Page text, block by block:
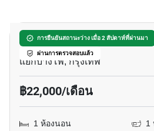
การยืนยันสถานะว่าง เมื่อ 2 สัปดาห์ที่ผ่านมา
ผ่านการตรวจสอบแล้ว
333 ริเวอร์ไซด์
แยกบางโพ, กรุงเทพ
฿22,000/เดือน
1 ห้องนอน
1